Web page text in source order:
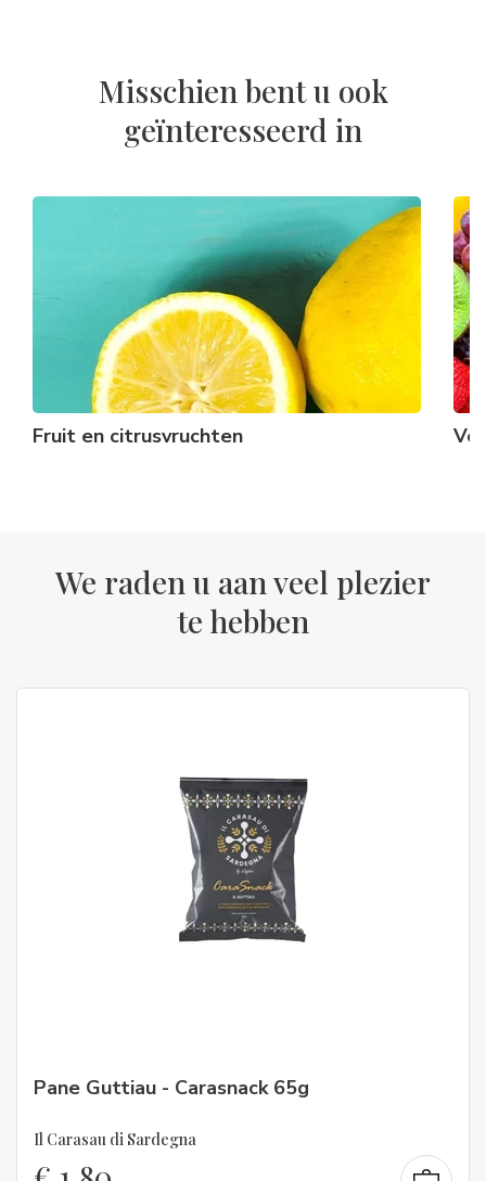
Misschien bent u ook
geïnteresseerd in
Fruit en citrusvruchten
We raden u aan veel plezier
te hebben
Pane Guttiau - Carasnack 65g
Il Carasau di Sardegna